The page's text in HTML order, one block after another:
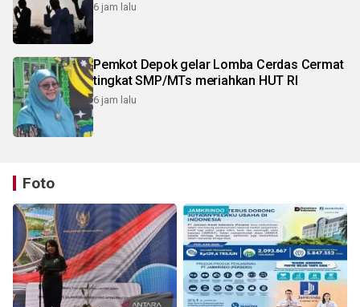
6 jam lalu
Pemkot Depok gelar Lomba Cerdas Cermat
tingkat SMP/MTs meriahkan HUT RI
6 jam lalu
Foto